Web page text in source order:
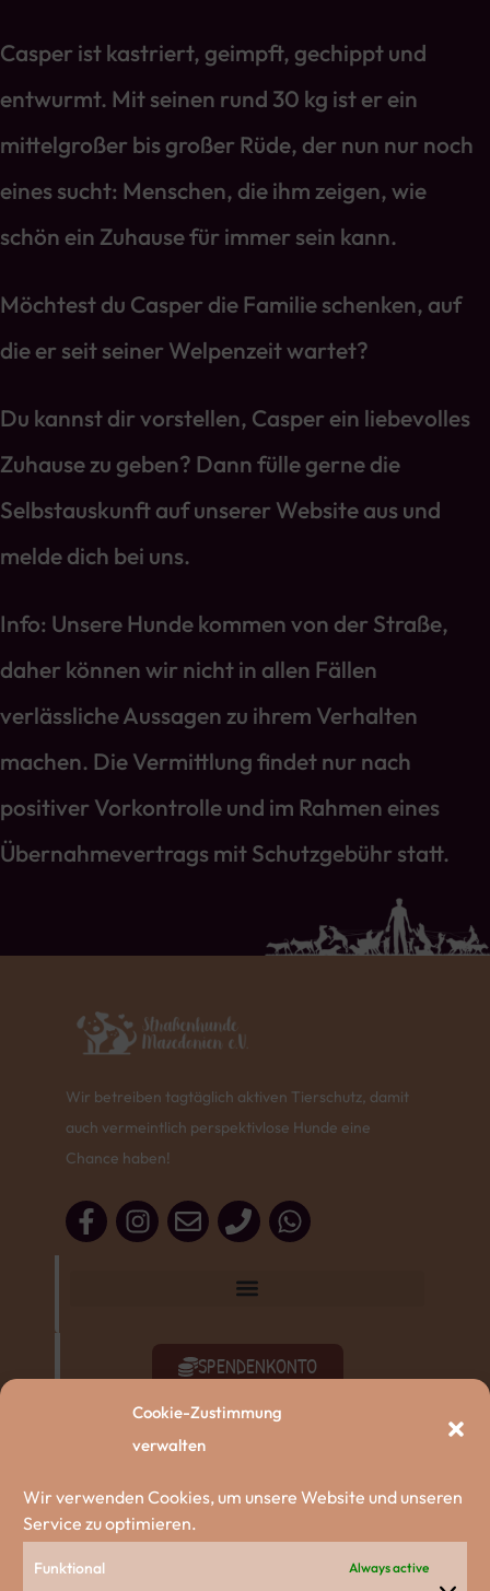
Cookie-Zustimmung
verwalten
Wir verwenden Cookies, um unsere Website und unseren
Service zu optimieren.
Funktional Always active
Casper ist kastriert, geimpft, gechippt und
entwurmt. Mit seinen rund 30 kg ist er ein
mittelgroßer bis großer Rüde, der nun nur noch
eines sucht: Menschen, die ihm zeigen, wie
schön ein Zuhause für immer sein kann.
Möchtest du Casper die Familie schenken, auf
die er seit seiner Welpenzeit wartet?
Du kannst dir vorstellen, Casper ein liebevolles
Zuhause zu geben? Dann fülle gerne die
Selbstauskunft auf unserer Website aus und
melde dich bei uns.
Info: Unsere Hunde kommen von der Straße,
daher können wir nicht in allen Fällen
verlässliche Aussagen zu ihrem Verhalten
machen. Die Vermittlung findet nur nach
positiver Vorkontrolle und im Rahmen eines
Übernahmevertrags mit Schutzgebühr statt.
Wir betreiben tagtäglich aktiven Tierschutz, damit
auch vermeintlich perspektivlose Hunde eine
Chance haben!
SPENDENKONTO
SACHSPENDEN
ZU DEN HUNDEN